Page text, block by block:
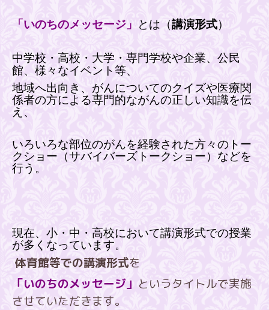
「いのちのメッセージ」 とは （講演形式）
中学校・高校・大学・専門学校や企業、公民
館、様々なイベント等、
地域へ出向き、 がんについてのクイズや医療関
係者の方による専門的ながんの正しい知識を伝
え、
いろいろな部位のがんを経験された方々のトー
クショー（サバイバーズトークショー）などを
行う。
現在、小・中・高校において講演形式での授業
が多くなっています。
体育館等での講演形式を
「いのちのメッセージ」 というタイトルで実施
させていただきます。